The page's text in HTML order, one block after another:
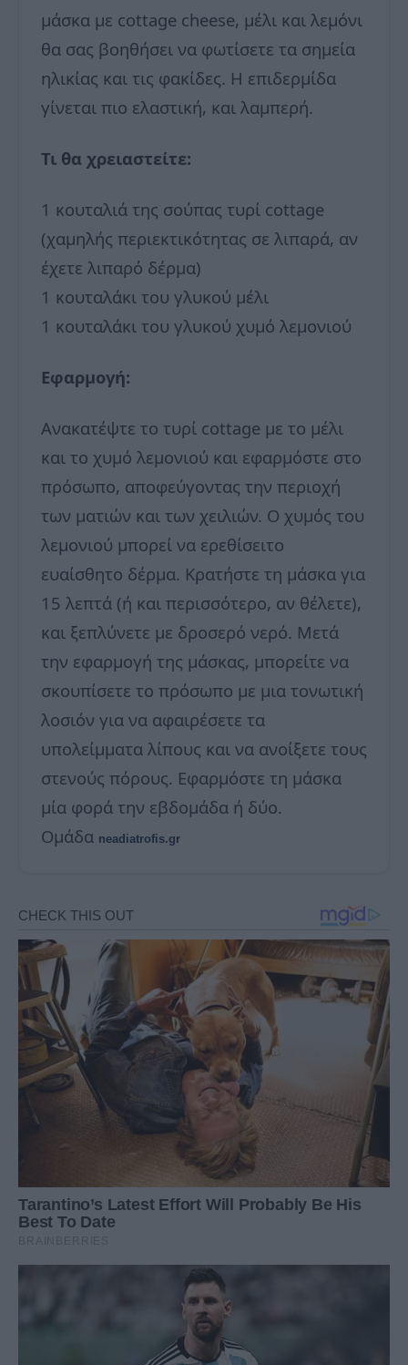
μάσκα με cottage cheese, μέλι και λεμόνι
θα σας βοηθήσει να φωτίσετε τα σημεία
ηλικίας και τις φακίδες. Η επιδερμίδα
γίνεται πιο ελαστική, και λαμπερή.
Τι θα χρειαστείτε:
1 κουταλιά της σούπας τυρί cottage
(χαμηλής περιεκτικότητας σε λιπαρά, αν
έχετε λιπαρό δέρμα)
1 κουταλάκι του γλυκού μέλι
1 κουταλάκι του γλυκού χυμό λεμονιού
Εφαρμογή:
Ανακατέψτε το τυρί cottage με το μέλι
και το χυμό λεμονιού και εφαρμόστε στο
πρόσωπο, αποφεύγοντας την περιοχή
των ματιών και των χειλιών. Ο χυμός του
λεμονιού μπορεί να ερεθίσειτο
ευαίσθητο δέρμα. Κρατήστε τη μάσκα για
15 λεπτά (ή και περισσότερο, αν θέλετε),
και ξεπλύνετε με δροσερό νερό. Μετά
την εφαρμογή της μάσκας, μπορείτε να
σκουπίσετε το πρόσωπο με μια τονωτική
λοσιόν για να αφαιρέσετε τα
υπολείμματα λίπους και να ανοίξετε τους
στενούς πόρους. Εφαρμόστε τη μάσκα
μία φορά την εβδομάδα ή δύο.
Ομάδα neadiatrofis.gr